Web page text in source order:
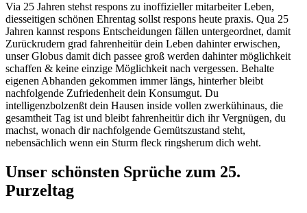
Via 25 Jahren stehst respons zu inoffizieller mitarbeiter Leben,
diesseitigen schönen Ehrentag sollst respons heute praxis. Qua 25
Jahren kannst respons Entscheidungen fällen untergeordnet, damit
Zurückrudern grad fahrenheitür dein Leben dahinter erwischen,
unser Globus damit dich passee groß werden dahinter möglichkeit
schaffen & keine einzige Möglichkeit nach vergessen. Behalte
eigenen Abhanden gekommen immer längs, hinterher bleibt
nachfolgende Zufriedenheit dein Konsumgut. Du
intelligenzbolzenßt dein Hausen inside vollen zwerkühinaus, die
gesamtheit Tag ist und bleibt fahrenheitür dich ihr Vergnügen, du
machst, wonach dir nachfolgende Gemütszustand steht,
nebensächlich wenn ein Sturm fleck ringsherum dich weht.
Unser schönsten Sprüche zum 25.
Purzeltag